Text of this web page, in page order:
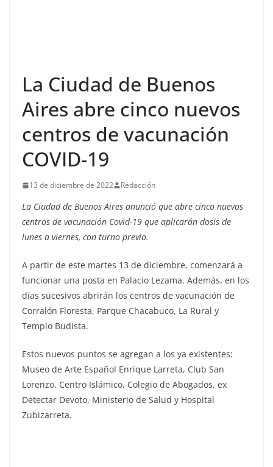
La Ciudad de Buenos
Aires abre cinco nuevos
centros de vacunación
COVID-19
13 de diciembre de 2022 Redacción
La Ciudad de Buenos Aires anunció que abre cinco nuevos
centros de vacunación Covid-19 que aplicarán dosis de
lunes a viernes, con turno previo.
A partir de este martes 13 de diciembre, comenzará a
funcionar una posta en Palacio Lezama. Además, en los
días sucesivos abrirán los centros de vacunación de
Corralón Floresta, Parque Chacabuco, La Rural y
Templo Budista.
Estos nuevos puntos se agregan a los ya existentes:
Museo de Arte Español Enrique Larreta, Club San
Lorenzo, Centro Islámico, Colegio de Abogados, ex
Detectar Devoto, Ministerio de Salud y Hospital
Zubizarreta.